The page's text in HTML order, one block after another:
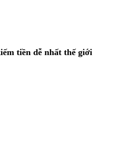
tiền dễ nhất thế giới